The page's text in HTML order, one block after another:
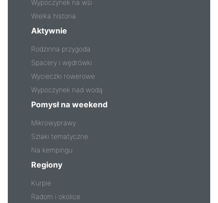
Wypoczynek na wsi
Wielka historia
Aktywnie
Rodzinna przygoda
Spacery i wędrówki
Wycieczki rowerowe
Wypoczynek nad wodą
Pomysł na weekend
Mikrowyprawy
Szlaki tematyczne
Na kempingu
Regiony
Kurpie
Radom i okolice